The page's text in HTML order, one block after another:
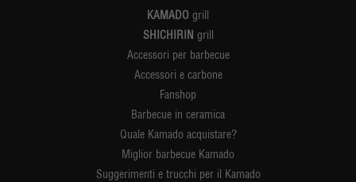
KAMADO grill
SHICHIRIN grill
Accessori per barbecue
Accessori e carbone
Fanshop
Barbecue in ceramica
Quale Kamado acquistare?
Miglior barbecue Kamado
Suggerimenti e trucchi per il Kamado